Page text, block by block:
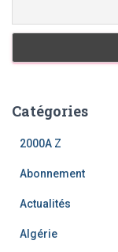
Catégories
2000A Z
Abonnement
Actualités
Algérie